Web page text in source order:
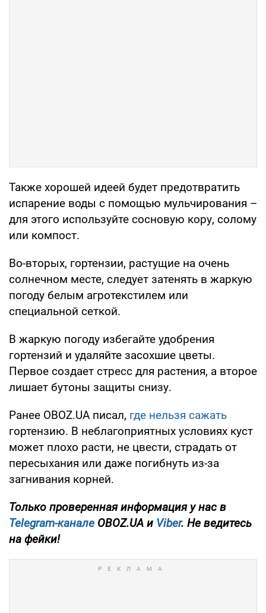
Также хорошей идеей будет предотвратить
испарение воды с помощью мульчирования –
для этого используйте сосновую кору, солому
или компост.
Во-вторых, гортензии, растущие на очень
солнечном месте, следует затенять в жаркую
погоду белым агротекстилем или
специальной сеткой.
В жаркую погоду избегайте удобрения
гортензий и удаляйте засохшие цветы.
Первое создает стресс для растения, а второе
лишает бутоны защиты снизу.
Ранее OBOZ.UA писал, где нельзя сажать
гортензию. В неблагоприятных условиях куст
может плохо расти, не цвести, страдать от
пересыхания или даже погибнуть из-за
загнивания корней.
Только проверенная информация у нас в
Telegram-канале OBOZ.UA и Viber. Не ведитесь
на фейки!